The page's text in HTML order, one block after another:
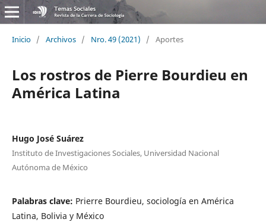
Inicio / Archivos / Nro. 49 (2021) / Aportes
Los rostros de Pierre Bourdieu en
América Latina
Hugo José Suárez
Instituto de Investigaciones Sociales, Universidad Nacional
Autónoma de México
Palabras clave: Prierre Bourdieu, sociología en América
Latina, Bolivia y México